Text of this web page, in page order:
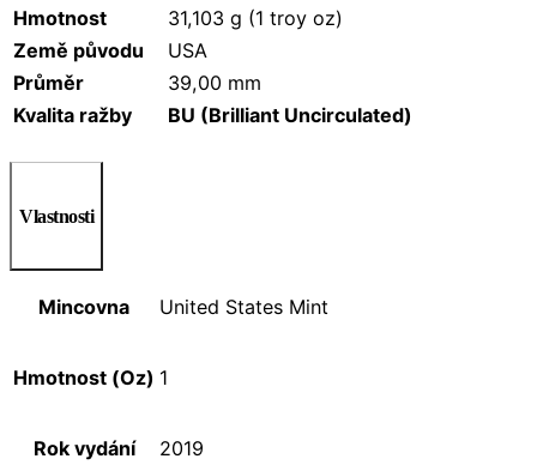
Hmotnost
31,103 g (1 troy oz)
Země původu
USA
Průměr
39,00 mm
Kvalita ražby
BU (Brilliant Uncirculated)
Vlastnosti
Mincovna United States Mint
Hmotnost (Oz) 1
Rok vydání 2019